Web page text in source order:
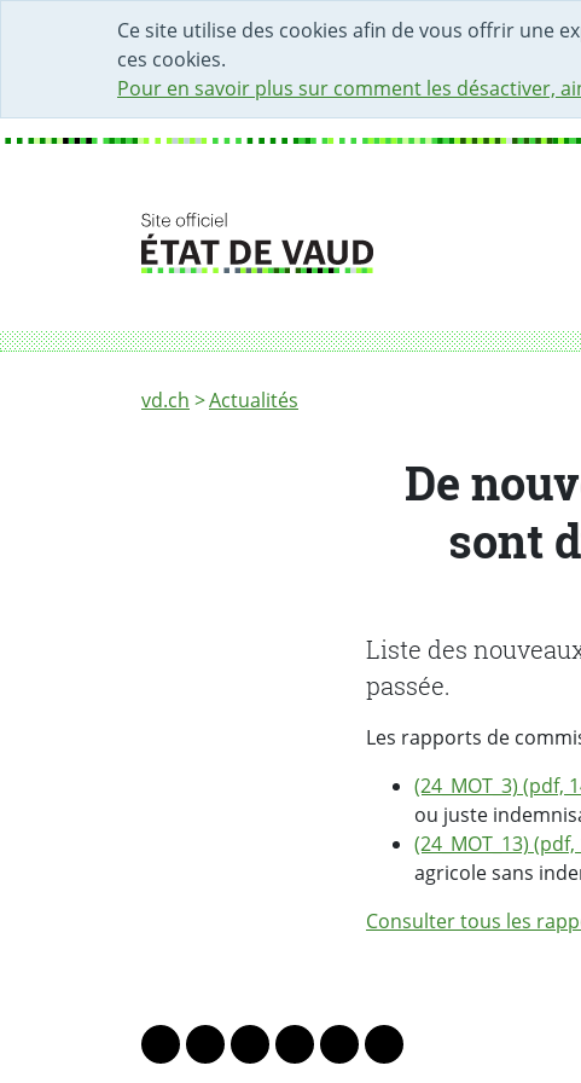
Ce site utilise des cookies afin de vous offrir une
ces cookies.
Pour en savoir plus sur comment les désactiver,
DÉBUT DU CONTENU DE LA PAGE
ACCÈS AU CHAMP DE RECHERCHE
PAGE D'ACCUEIL
FORMULAIRE DE CONTACT
Fil d'Ariane
vd.ch Actualités
De nouveaux rapports de commission sont
De
sont
Liste des
passée.
Les rapports de
(24_MOT_3) (pdf,
ou juste
(24_MOT_13) (pdf,
agricole sans
Consulter tous les
Lien vers le profil Mastodon
Lien vers le profil Bluesky
Lien vers le profil Instagram
Lien vers le profil Linkedin
Lien vers le profil Facebook
Lien vers le profil